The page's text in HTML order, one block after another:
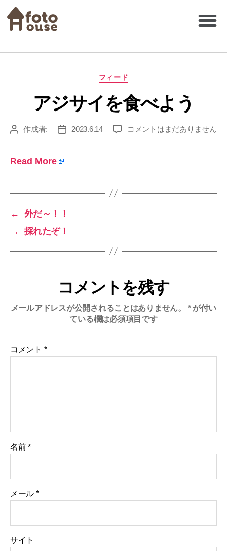
フィード
アジサイを食べよう
作成者: 2023.6.14 コメントはまだありません
Read More
←
外だ～！！
→
採れたぞ！
コメントを残す
メールアドレスが公開されることはありません。 *が付い
ている欄は必須項目です
コメント *
名前*
メール *
サイト